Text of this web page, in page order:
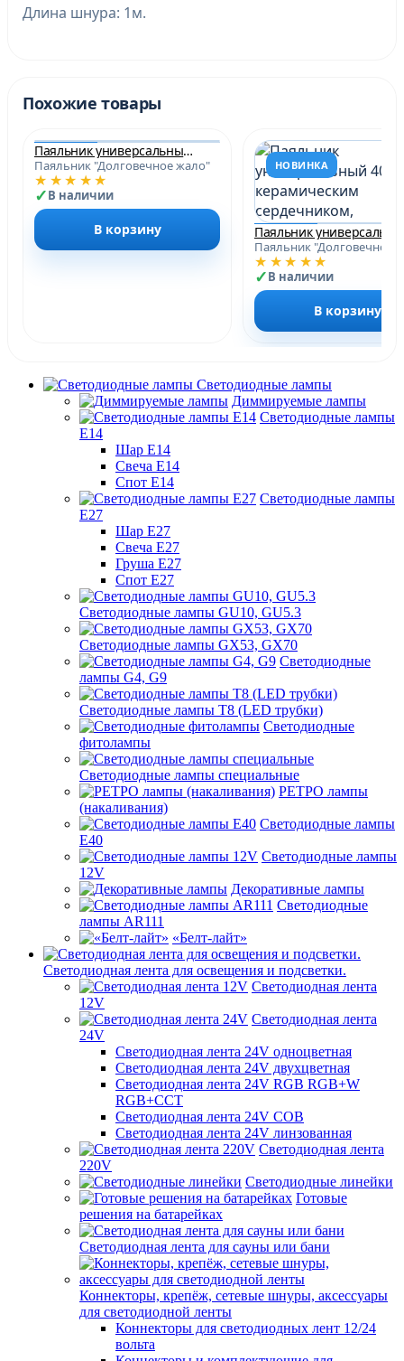
Длина шнура: 1м.
Похожие товары
НОВИНКА
Паяльник универсальный 60W с керамическим сердечником, долговечное жало, 230В, STEKKER PLE211-60
Паяльник "Долговечное жало"
★★★★★
В наличии
В корзину
НОВИНКА
Паяльник "Долговечное
★★★★★
В наличии
В корзину
Светодиодные лампы
Диммируемые лампы
Светодиодные лампы
Е14
Шар Е14
Свеча Е14
Спот Е14
Светодиодные лампы
Е27
Шар Е27
Свеча Е27
Груша Е27
Спот Е27
Светодиодные лампы GU10, GU5.3
Светодиодные лампы GX53, GX70
Светодиодные
лампы G4, G9
Светодиодные лампы Т8 (LED трубки)
Светодиодные
фитолампы
Светодиодные лампы специальные
РЕТРО лампы
(накаливания)
Светодиодные лампы
E40
Светодиодные лампы
12V
Декоративные лампы
Светодиодные
лампы AR111
«Белт-лайт»
Светодиодная лента для освещения и подсветки.
Светодиодная лента
12V
Светодиодная лента
24V
Светодиодная лента 24V одноцветная
Светодиодная лента 24V двухцветная
Светодиодная лента 24V RGB RGB+W
RGB+CCT
Светодиодная лента 24V COB
Светодиодная лента 24V линзованная
Светодиодная лента
220V
Светодиодные линейки
Готовые
решения на батарейках
Светодиодная лента для сауны или бани
Коннекторы, крепёж, сетевые шнуры, аксессуары
для светодиодной ленты
Коннекторы для светодиодных лент 12/24
вольта